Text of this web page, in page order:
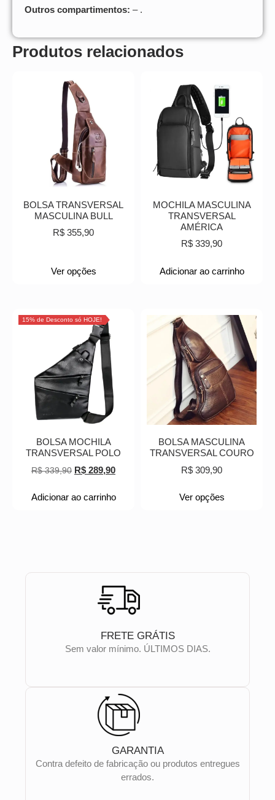
Outros compartimentos: – .
Produtos relacionados
BOLSA TRANSVERSAL
MASCULINA BULL
R$ 355,90
Ver opções
MOCHILA MASCULINA
TRANSVERSAL
AMÉRICA
R$ 339,90
Adicionar ao carrinho
15% de Desconto só HOJE!
BOLSA MOCHILA
TRANSVERSAL POLO
R$339,90 R$ 289,90
Adicionar ao carrinho
BOLSA MASCULINA
TRANSVERSAL COURO
R$ 309,90
Ver opções
FRETE GRÁTIS
Sem valor mínimo. ÚLTIMOS DIAS.
GARANTIA
Contra defeito de fabricação ou produtos entregues
errados.